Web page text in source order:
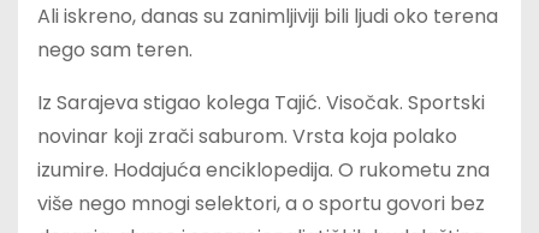
Ali iskreno, danas su zanimljiviji bili ljudi oko terena
nego sam teren.
Iz Sarajeva stigao kolega Tajić. Visočak. Sportski
novinar koji zrači saburom. Vrsta koja polako
izumire. Hodajuća enciklopedija. O rukometu zna
više nego mnogi selektori, a o sportu govori bez